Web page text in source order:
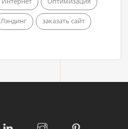
Лэндинг заказать сайт